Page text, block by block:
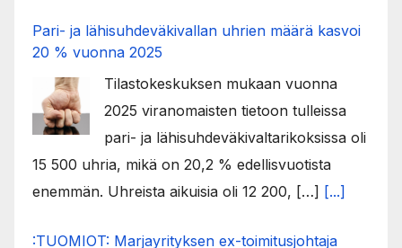
Pari- ja lähisuhdeväkivallan uhrien määrä kasvoi
20 % vuonna 2025
Tilastokeskuksen mukaan vuonna
2025 viranomaisten tietoon tulleissa
pari- ja lähisuhdeväkivaltarikoksissa oli
15 500 uhria, mikä on 20,2 % edellisvuotista
enemmän. Uhreista aikuisia oli 12 200, […] [...]
:TUOMIOT: Marjayrityksen ex-toimitusjohtaja